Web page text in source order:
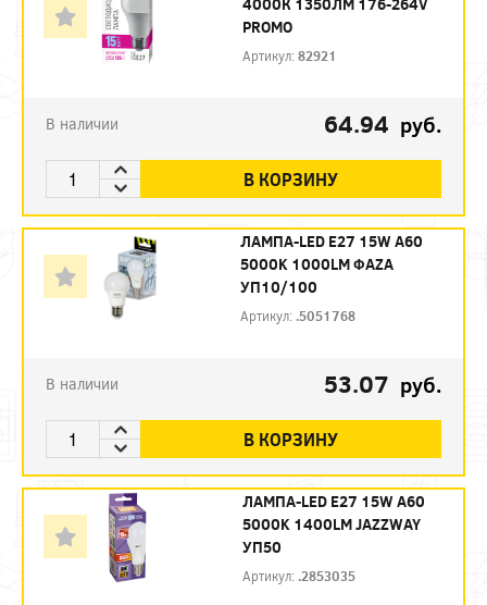
PROMO
Артикул:82921
В наличии 64.94 руб.
В КОРЗИНУ
ЛАМПА-LED E27 15W A60
5000K 1000LM ФАZА
УП10/100
Артикул: .5051768
В наличии 53.07 руб.
В КОРЗИНУ
ЛАМПА-LED E27 15W A60
5000K 1400LM JAZZWAY
УП50
Артикул: .2853035